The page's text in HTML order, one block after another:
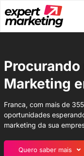
Marketing
Franca, com mais de
oportunidades
marketing da sua
Quero saber mais